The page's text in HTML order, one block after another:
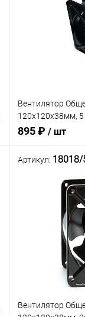
Вентилятор
120x120x38мм,
скольжения,
895 ₽ / шт
Сравнение
В избранное
Артикул: 18018/
Вентилятор